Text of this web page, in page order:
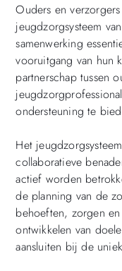
Ouders en
jeugdzorgsysteem
samenwerking
vooruitgang van hun
partnerschap tussen
ondersteuning te
Het
collaboratieve
actief worden
de planning van de
behoeften, zorgen
ontwikkelen van
aansluiten bij de